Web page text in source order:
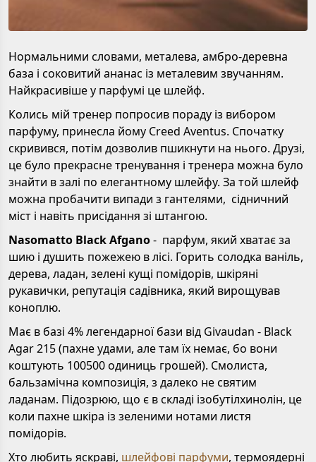
Нормальними словами, металева, амбро-деревна
база і соковитий ананас із металевим звучанням.
Найкрасивіше у парфумі це шлейф.
Колись мій тренер попросив пораду із вибором
парфуму, принесла йому Creed Aventus. Спочатку
скривився, потім дозволив пшикнути на нього. Друзі,
це було прекрасне тренування і тренера можна було
знайти в залі по елегантному шлейфу. За той шлейф
можна пробачити випади з гантелями, сідничний
міст і навіть присідання зі штангою.
Nasomatto Black Afgano- парфум, який хватає за
шию і душить пожежею в лісі. Горить солодка ваніль,
дерева, ладан, зелені кущі помідорів, шкіряні
рукавички, репутація садівника, який вирощував
коноплю.
Має в базі 4% легендарної бази від Givaudan - Black
Agar 215 (пахне удами, але там їх немає, бо вони
коштують 100500 одиниць грошей). Смолиста,
бальзамічна композиція, з далеко не святим
ладанам. Підозрюю, що є в складі ізобутілхинолін, це
коли пахне шкіра із зеленими нотами листя
помідорів.
Хто любить яскраві, шлейфові парфуми, термоядерні